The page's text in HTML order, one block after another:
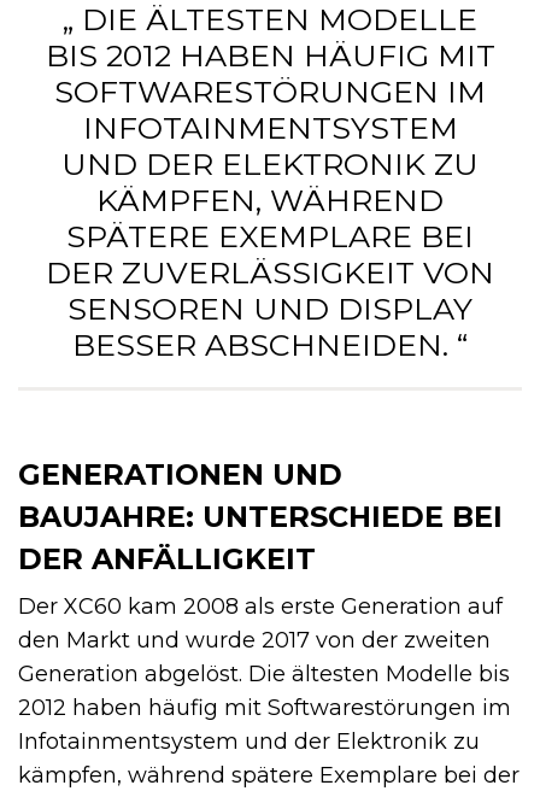
„ DIE ÄLTESTEN MODELLE
BIS 2012 HABEN HÄUFIG MIT
SOFTWARESTÖRUNGEN IM
INFOTAINMENTSYSTEM
UND DER ELEKTRONIK ZU
KÄMPFEN, WÄHREND
SPÄTERE EXEMPLARE BEI
DER ZUVERLÄSSIGKEIT VON
SENSOREN UND DISPLAY
BESSER ABSCHNEIDEN. “
GENERATIONEN UND
BAUJAHRE: UNTERSCHIEDE BEI
DER ANFÄLLIGKEIT
Der XC60 kam 2008 als erste Generation auf
den Markt und wurde 2017 von der zweiten
Generation abgelöst. Die ältesten Modelle bis
2012 haben häufig mit Softwarestörungen im
Infotainmentsystem und der Elektronik zu
kämpfen, während spätere Exemplare bei der